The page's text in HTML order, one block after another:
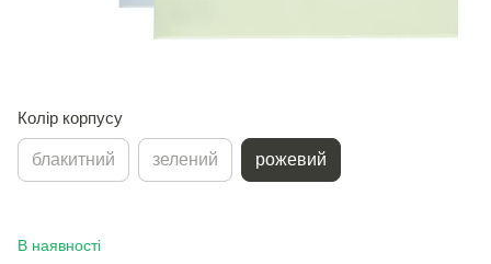
Колір корпусу
блакитний зелений рожевий
В наявності